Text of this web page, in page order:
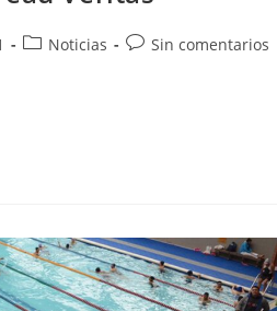
Noticias Sin comentarios